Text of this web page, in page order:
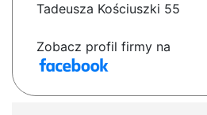
Tadeusza Kościuszki 55
Zobacz profil firmy na